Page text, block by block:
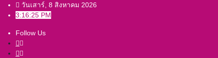
Skip
วันเสาร์, 8 สิงหาคม 2026
3:16:25 PM
Follow Us